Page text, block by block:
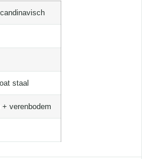
staal
+ verenbodem